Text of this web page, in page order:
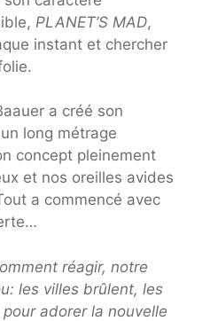
PLANET’S MAD,
instant et chercher
a créé son
long métrage
concept pleinement
et nos oreilles avides
a commencé avec
réagir, notre
les villes brûlent, les
adorer la nouvelle